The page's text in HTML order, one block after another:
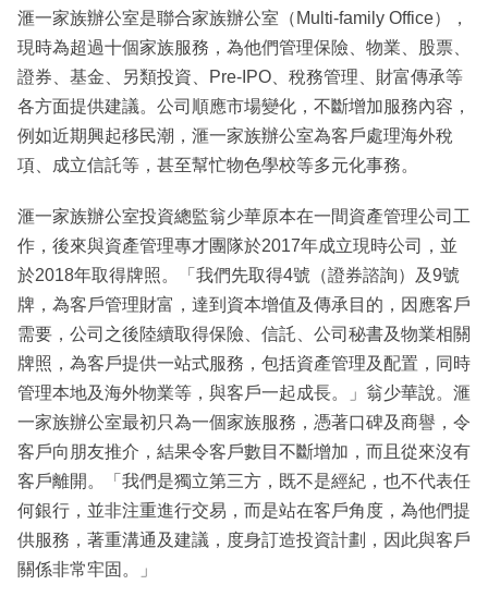
滙一家族辦公室是聯合家族辦公室（Multi-family Office），
現時為超過十個家族服務，為他們管理保險、物業、股票、
證券、基金、另類投資、Pre-IPO、稅務管理、財富傳承等
各方面提供建議。公司順應市場變化，不斷增加服務內容，
例如近期興起移民潮，滙一家族辦公室為客戶處理海外稅
項、成立信託等，甚至幫忙物色學校等多元化事務。
滙一家族辦公室投資總監翁少華原本在一間資產管理公司工
作，後來與資產管理專才團隊於2017年成立現時公司，並
於2018年取得牌照。「我們先取得4號（證券諮詢）及9號
牌，為客戶管理財富，達到資本增值及傳承目的，因應客戶
需要，公司之後陸續取得保險、信託、公司秘書及物業相關
牌照，為客戶提供一站式服務，包括資產管理及配置，同時
管理本地及海外物業等，與客戶一起成長。」翁少華說。滙
一家族辦公室最初只為一個家族服務，憑著口碑及商譽，令
客戶向朋友推介，結果令客戶數目不斷增加，而且從來沒有
客戶離開。「我們是獨立第三方，既不是經紀，也不代表任
何銀行，並非注重進行交易，而是站在客戶角度，為他們提
供服務，著重溝通及建議，度身訂造投資計劃，因此與客戶
關係非常牢固。」